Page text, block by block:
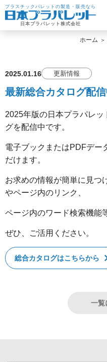
プラスチックパレットの製造・販売なら
日本プラパレット株式会社
ホーム
2025.01.16 更新情報
最新総合カタログ配
2025年版の日本プラパレ
グを配信中です。
電子ブックまたはPDFデー
だけます。
お求めの情報が簡単に見つ
やページ内のリンク、
ページ内のワード検索機能
ぜひ、ご活用ください。
総合カタログはこちらから
一覧